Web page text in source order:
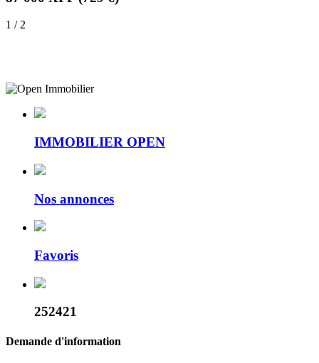
1 / 2
IMMOBILIER OPEN
Nos annonces
Favoris
252421
Demande d'information